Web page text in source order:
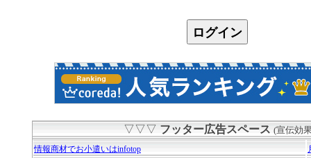
▽▽▽ フッター広告スペース (宣伝効
情報商材でお小遣いはinfotop